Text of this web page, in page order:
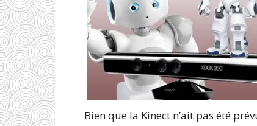
Bien que la Kinect n’ait pas été